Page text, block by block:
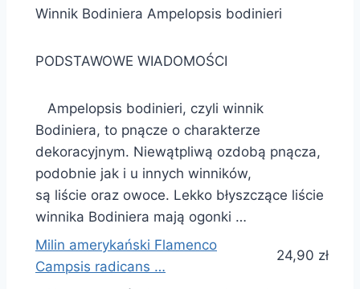
Winnik Bodiniera Ampelopsis bodinieri
PODSTAWOWE WIADOMOŚCI
Ampelopsis bodinieri, czyli winnik
Bodiniera, to pnącze o charakterze
dekoracyjnym. Niewątpliwą ozdobą pnącza,
podobnie jak i u innych winników,
są liście oraz owoce. Lekko błyszczące liście
winnika Bodiniera mają ogonki …
Milin amerykański Flamenco
Campsis radicans …
24,90 zł